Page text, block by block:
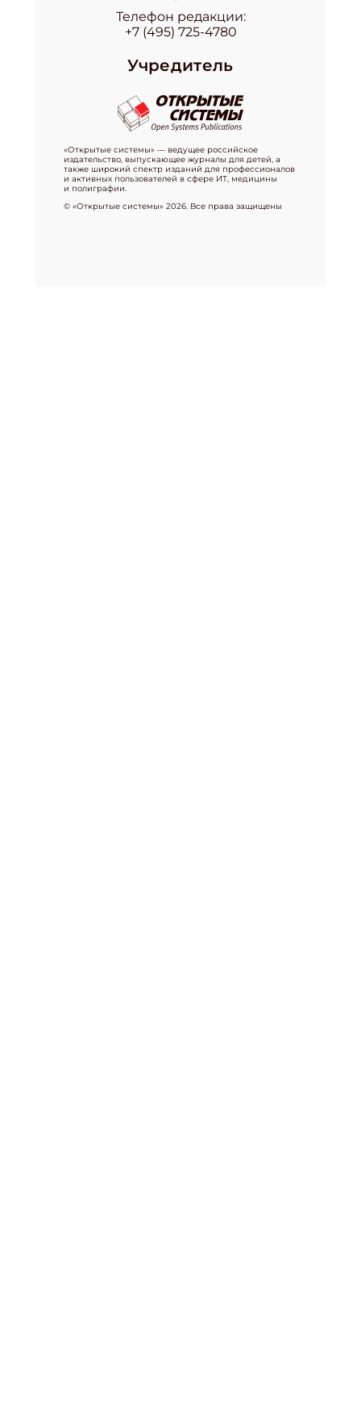
Телефон редакции:
+7 (495) 725-4780
Учредитель
«Открытые системы» — ведущее российское
издательство, выпускающее журналы для детей, а
также широкий спектр изданий для профессионалов
и активных пользователей в сфере ИТ, медицины
и полиграфии.
© «Открытые системы» 2026. Все права защищены